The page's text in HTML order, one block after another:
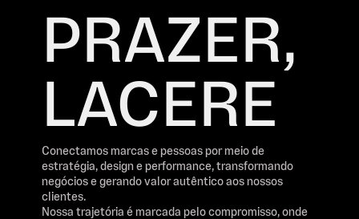
PRAZER,
LACERE
Conectamos marcas e pessoas por meio de
estratégia, design e performance, transformando
negócios e gerando valor autêntico aos nossos
clientes.
Nossa trajetória é marcada pelo compromisso, onde